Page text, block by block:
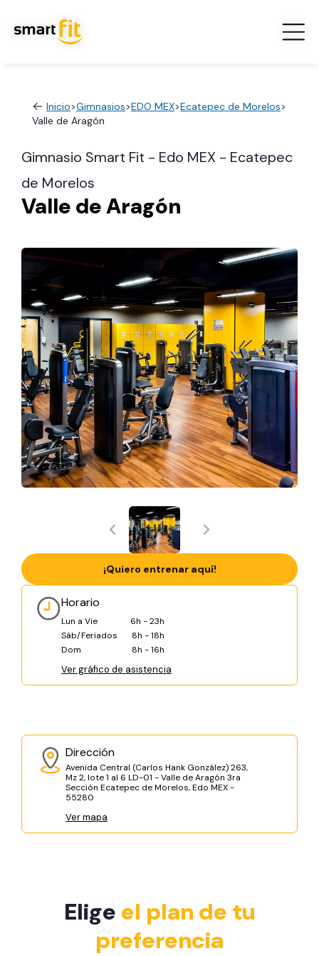
Inicio>Gimnasios>EDO MEX>Ecatepec de Morelos>
Valle de Aragón
Gimnasio Smart Fit - Edo MEX - Ecatepec
de Morelos
Valle de Aragón
Horario
Lun a Vie
6h - 23h
Sáb/Feriados
8h - 18h
Dom
8h - 16h
Ver gráfico de asistencia
Dirección
Avenida Central (Carlos Hank González) 263,
Mz 2, lote 1 al 6 LD-01 - Valle de Aragón 3ra
Sección Ecatepec de Morelos, Edo MEX -
55280
Ver mapa
¡Quiero entrenar aquí!
Elige el plan de tu
preferencia